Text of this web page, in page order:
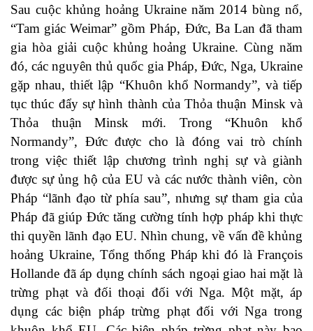
Sau cuộc khủng hoảng Ukraine năm 2014 bùng nổ,
“Tam giác Weimar” gồm Pháp, Đức, Ba Lan đã tham
gia hòa giải cuộc khủng hoảng Ukraine. Cùng năm
đó, các nguyên thủ quốc gia Pháp, Đức, Nga, Ukraine
gặp nhau, thiết lập “Khuôn khổ Normandy”, và tiếp
tục thúc đẩy sự hình thành của Thỏa thuận Minsk và
Thỏa thuận Minsk mới. Trong “Khuôn khổ
Normandy”, Đức được cho là đóng vai trò chính
trong việc thiết lập chương trình nghị sự và giành
được sự ủng hộ của EU và các nước thành viên, còn
Pháp “lãnh đạo từ phía sau”, nhưng sự tham gia của
Pháp đã giúp Đức tăng cường tính hợp pháp khi thực
thi quyền lãnh đạo EU. Nhìn chung, về vấn đề khủng
hoảng Ukraine, Tổng thống Pháp khi đó là François
Hollande đã áp dụng chính sách ngoại giao hai mặt là
trừng phạt và đối thoại đối với Nga. Một mặt, áp
dụng các biện pháp trừng phạt đối với Nga trong